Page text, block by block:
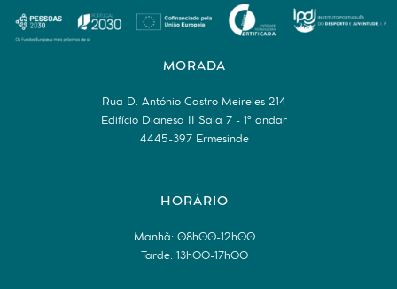
MORADA
Rua D. António Castro Meireles 214
Edifício Dianesa II Sala 7 - 1º andar
4445-397 Ermesinde
HORÁRIO
Manhã: 08h00-12h00
Tarde: 13h00-17h00